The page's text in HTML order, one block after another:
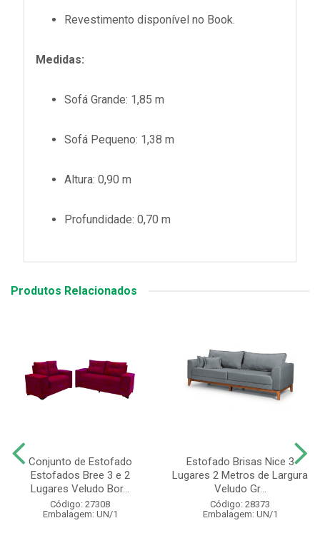
Revestimento disponível no Book.
Medidas:
Sofá Grande: 1,85 m
Sofá Pequeno: 1,38 m
Altura: 0,90 m
Profundidade: 0,70 m
Produtos Relacionados
Conjunto de Estofado
Estofados Bree 3 e 2
Lugares Veludo Bor...
Código: 27308
Embalagem: UN/1
Estofado Brisas Nice 3
Lugares 2 Metros de Largura
Veludo Gr...
Código: 28373
Embalagem: UN/1